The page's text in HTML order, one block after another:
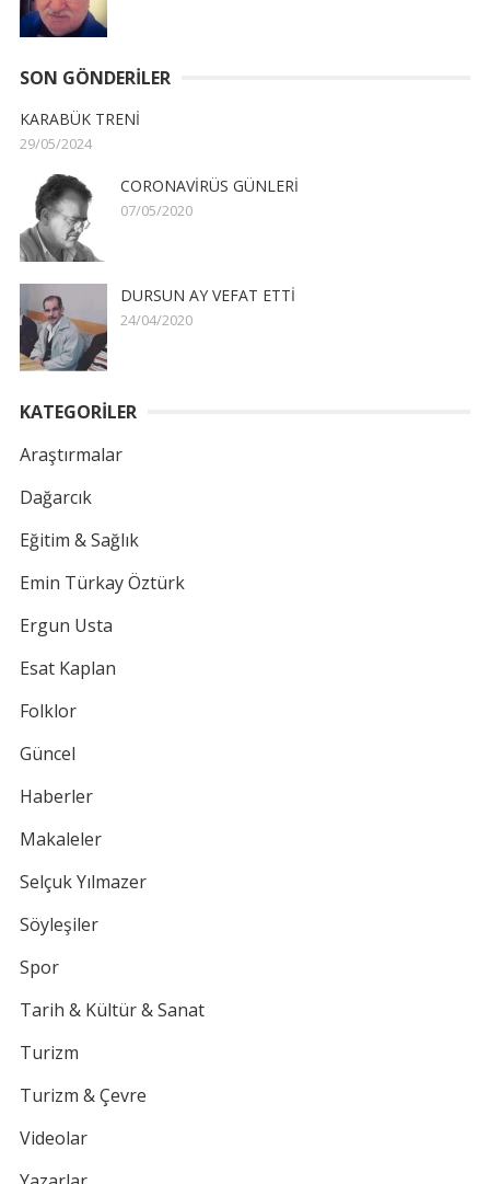
SON GÖNDERILER
KARABÜK TRENİ
29/05/2024
CORONAVİRÜS GÜNLERİ
07/05/2020
DURSUN AY VEFAT ETTİ
24/04/2020
KATEGORİLER
Araştırmalar
Dağarcık
Eğitim & Sağlık
Emin Türkay Öztürk
Ergun Usta
Esat Kaplan
Folklor
Güncel
Haberler
Makaleler
Selçuk Yılmazer
Söyleşiler
Spor
Tarih & Kültür & Sanat
Turizm
Turizm & Çevre
Videolar